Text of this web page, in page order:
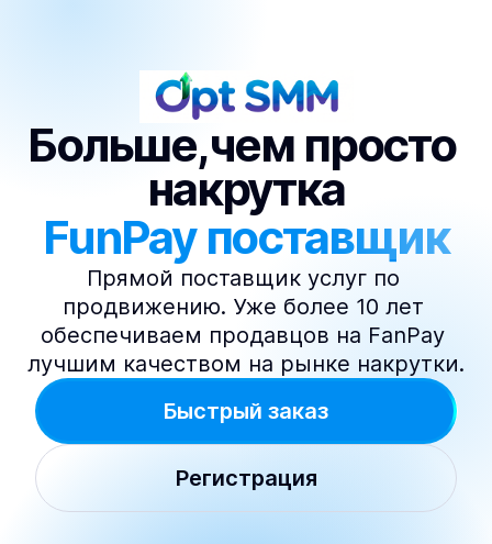
Больше,чем просто
накрутка
FunPay поставщик
Прямой поставщик услуг по
продвижению. Уже более 10 лет
обеспечиваем продавцов на FanPay
лучшим качеством на рынке накрутки.
Быстрый заказ
Регистрация